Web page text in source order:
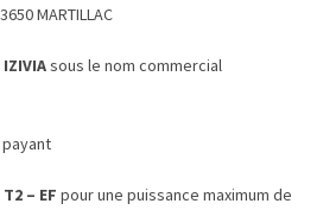
MARTILLAC
IZIVIAsous le nom commercial
T2 – EF pour une puissance maximum de